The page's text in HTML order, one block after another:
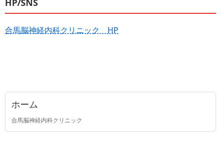
HP/SNS
合馬脳神経内科クリニック HP
ホーム
合馬脳神経内科クリニック